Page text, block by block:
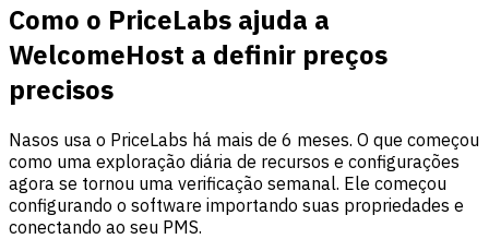
Como o PriceLabs ajuda a
WelcomeHost a definir preços
precisos
Nasos usa o PriceLabs há mais de 6 meses. O que começou
como uma exploração diária de recursos e configurações
agora se tornou uma verificação semanal. Ele começou
configurando o software importando suas propriedades e
conectando ao seu PMS.